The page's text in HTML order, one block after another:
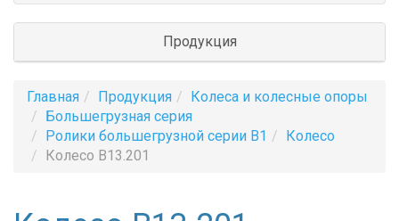
Продукция
Главная Продукция
Колеса и колесные опоры
Большегрузная серия
Ролики большегрузной серии B1
Колесо
Колесо B13.201